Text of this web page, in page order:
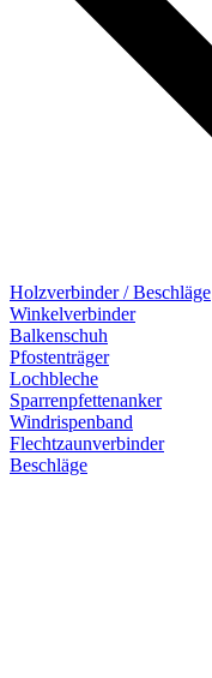
Holzverbinder / Beschläge
Winkelverbinder
Balkenschuh
Pfostenträger
Lochbleche
Sparrenpfettenanker
Windrispenband
Flechtzaunverbinder
Beschläge